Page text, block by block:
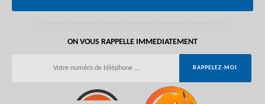
ON VOUS RAPPELLE IMMEDIATEMENT